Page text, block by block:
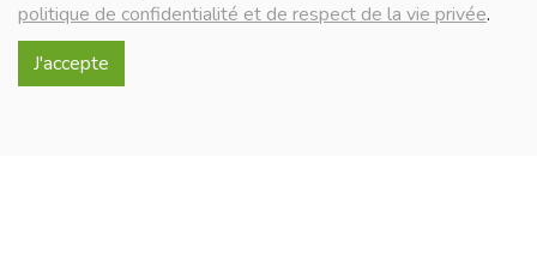
politique de confidentialité et de respect de la vie privée.
J'accepte